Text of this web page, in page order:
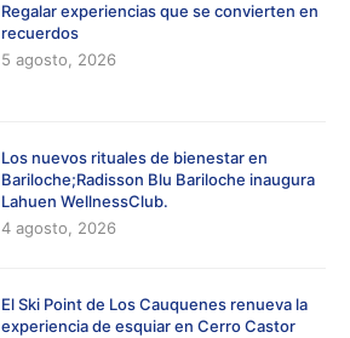
Regalar experiencias que se convierten en
recuerdos
5 agosto, 2026
Los nuevos rituales de bienestar en
Bariloche;Radisson Blu Bariloche inaugura
Lahuen WellnessClub.
4 agosto, 2026
El Ski Point de Los Cauquenes renueva la
experiencia de esquiar en Cerro Castor